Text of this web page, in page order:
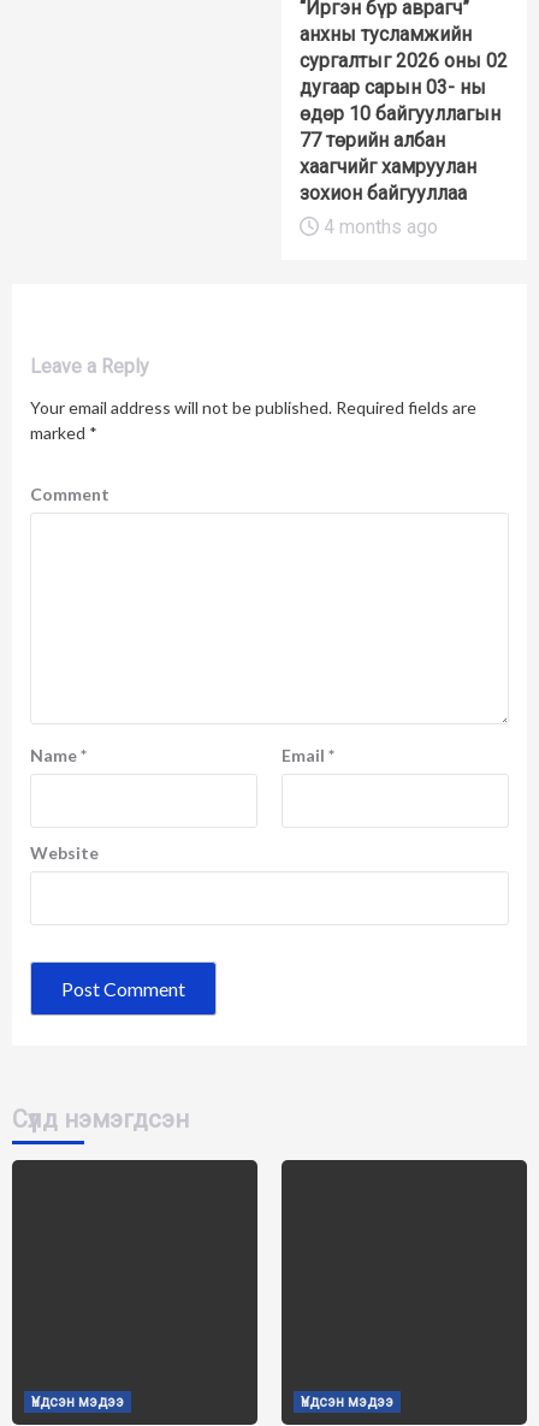
“Иргэн бүр аврагч”
анхны тусламжийн
сургалтыг 2026 оны 02
дугаар сарын 03- ны
өдөр 10 байгууллагын
77 төрийн албан
хаагчийг хамруулан
зохион байгууллаа
4 months ago
Leave a Reply
Your email address will not be published. Required fields are
marked *
Comment
Name* Email *
Website
Сүүлд нэмэгдсэн
Үндсэн мэдээ Үндсэн мэдээ